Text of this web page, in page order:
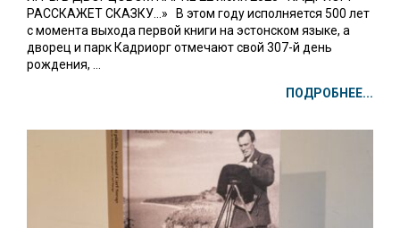
РАССКАЖЕТ СКАЗКУ…» В этом году исполняется 500 лет
с момента выхода первой книги на эстонском языке, а
дворец и парк Кадриорг отмечают свой 307-й день
рождения, ...
ПОДРОБНЕЕ...